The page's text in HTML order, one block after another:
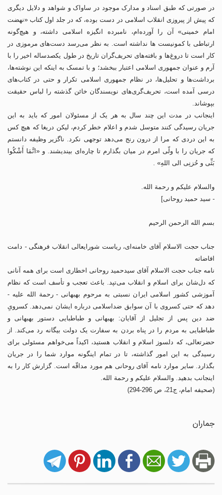
در صورتی که طبق اسناد و مدارک موجود در ساواک و شواهد و دلایل دیگری
که پیش از پیروزی انقلاب اسلامی در دست بوده، که در جلد اول کتاب «نهضت
امام خمینی» آن را آورده‌ام، نامبرده انگیزه اسلامی داشته، و هیچ‌گونه
ارتباطی با کمونیست ها نداشته است. به نظر می‌رسد دست‌های مرموزی در
کار است تا دروغ‌ها و بافته‌های تحریف‌گران تاریخ در طول یکصدساله اخیر را با
آرم و عنوان جمهوری اسلامی اعتبار ببخشد؛ و با تمسک به اینکه این نوشته‌ها،
برداشت‌ها و تحلیل‌ها، در نظام جمهوری اسلامی تکرار و حتی در کتاب‌های
درسی آمده است، تحریف‌گری‌های نویسندگان خائن گذشته‌ را لباس حقیقت
بپوشاند.
اینجانب در مدت این چند سال به هر یک از مسئولان امور که باید به این
جریان رسیدگی کنند متوسل شدم و اعلام خطر کردم، لیکن دریغا که هیچ کس
به این دردی که مرا از درون رنج می‌دهد توجهی نکرد. ناگزیر وظیفه دانستم
که جریان را با ولّی امرم در میان بگذارم تا چاره‌ای بیندیشند. و «انَّمَا أَشْکُوا
بَثِّی و حُزنِی الی اللهِ» .
والسلام علیکم و رحمة الله.
- سید حمید روحانی‌]
بسم الله الرحمن الرحیم
جناب حجت الاسلام آقای خامنه‌ای، ریاست شورایعالی انقلاب فرهنگی - دامت
افاضاته
نامه جناب حجت الاسلام آقای سیدحمید روحانی اخطاری است برای همه آنانی
که دل‌شان برای اسلام و انقلاب می‌تپد. باعث تعجب و تأسف است که نظام
آموزشی کشور اسلامی ایران نسبتی به مرحوم بهبهانی - رحمة الله علیه -
دهد که حتی کسروی با آن سوابق ضداسلامی درباره ایشان نمی‌دهد. کسرویِ
ضد دین پس از تجلیل از آقایان: بهبهانی و طباطبایی دستور بهبهانی و
طباطبایی به مردم را در پناه بردن به سفارت یک دولت بیگانه رد می‌کند. از
حضرتعالی، که دلسوز اسلام و انقلاب هستید، اکیداً می‌خواهم مسئولی برای
رسیدگی به این امور گذاشته، تا در تمام اینگونه موارد شما را در جریان
بگذارد. سایر موارد نامه آقای روحانی هم مورد مداقّه است. گزارش کار را به
اینجانب بدهید. والسلام علیکم و رحمة الله.
(صحیفه امام، ج21، ص 296-294)
جماران